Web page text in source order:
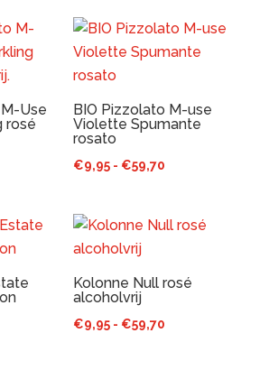
Use
rosé
€51,00
BIO Pizzolato M-use
Violette Spumante
rosato
€9,95 - €59,70
€59,70
Kolonne Null rosé
alcoholvrij
€9,95 - €59,70